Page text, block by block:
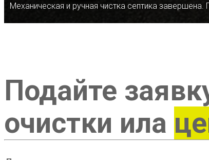
Механическая и ручная чистка септика
Подайте
очистки ила